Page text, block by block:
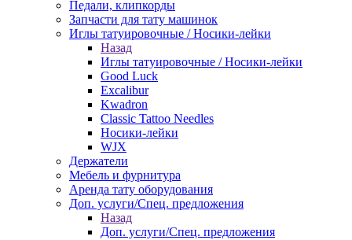
Педали, клипкорды
Запчасти для тату машинок
Иглы татуировочные / Носики-лейки
Назад
Иглы татуировочные / Носики-лейки
Good Luck
Excalibur
Kwadron
Classic Tattoo Needles
Носики-лейки
WJX
Держатели
Мебель и фурнитура
Аренда тату оборудования
Доп. услуги/Спец. предложения
Назад
Доп. услуги/Спец. предложения